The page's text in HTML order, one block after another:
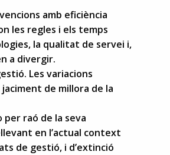
amb eficiència
les regles i els temps
la qualitat de servei i,
a divergir.
Les variacions
de millora de la
raó de la seva
en l’actual context
de gestió, i d’extinció